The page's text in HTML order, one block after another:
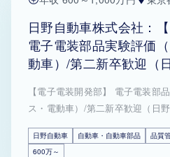
日野自動車株式会社：
電子電装部品実験評価
動車）/第二新卒歓迎（
【電子電装開発部】 電子電装部
ス・電動車）/第二新卒歓迎（日
日野自動車 自動車・自動車部品
品質
600万～